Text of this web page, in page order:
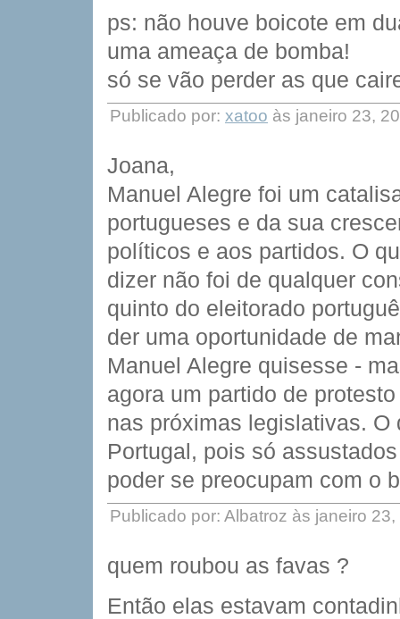
ps: não houve boicote em
uma ameaça de bomba!
só se vão perder as que
Publicado por: xatoo às janeiro 23,
Joana,
Manuel Alegre foi um
portugueses e da sua
políticos e aos partidos. O
dizer não foi de qualquer
quinto do eleitorado
der uma oportunidade de
Manuel Alegre quisesse -
agora um partido de
nas próximas legislativas. O
Portugal, pois só
poder se preocupam com o
Publicado por: Albatroz às janeiro
quem roubou as favas ?
Então elas estavam